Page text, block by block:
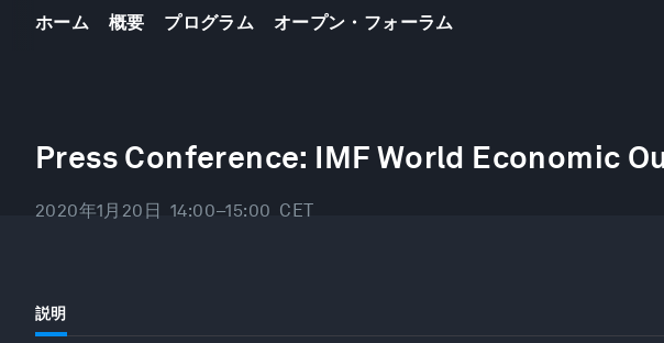
ホーム 概要 プログラム オープン・フォーラム
Press Conference: IMF World Economic
2020年1月20日 14:00–15:00 CET
説明